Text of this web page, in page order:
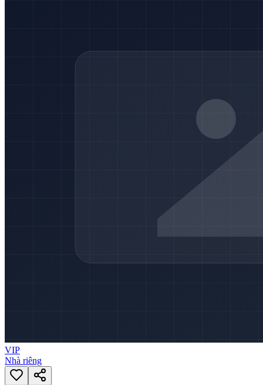
VIP
Nhà riêng